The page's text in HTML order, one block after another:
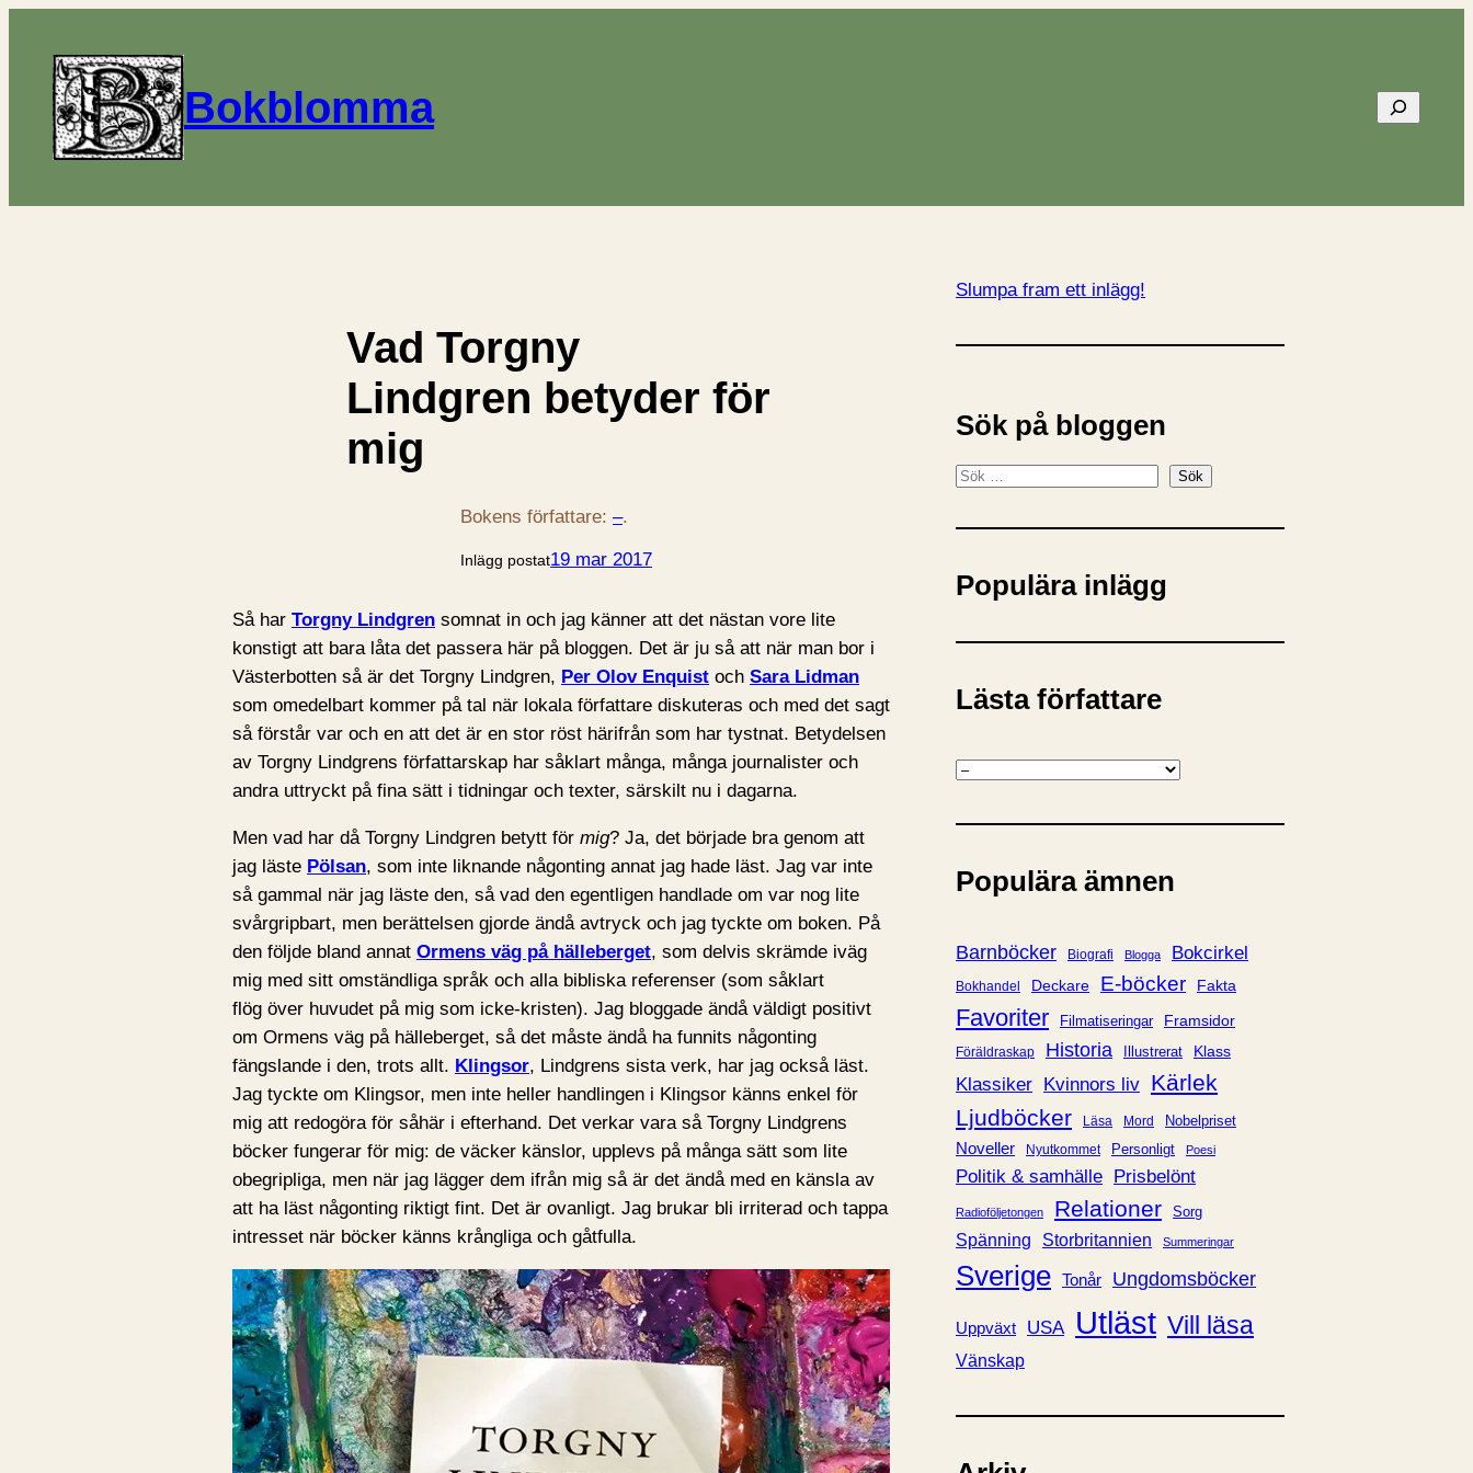
Bokblomma Sök
Vad Torgny
Lindgren betyder för
mig
Bokens författare: –.
Inlägg postat19 mar 2017
Så har Torgny Lindgren somnat in och jag känner att det nästan vore lite
konstigt att bara låta det passera här på bloggen. Det är ju så att när man bor i
Västerbotten så är det Torgny Lindgren, Per Olov Enquist och Sara Lidman
som omedelbart kommer på tal när lokala författare diskuteras och med det sagt
så förstår var och en att det är en stor röst härifrån som har tystnat. Betydelsen
av Torgny Lindgrens författarskap har såklart många, många journalister och
andra uttryckt på fina sätt i tidningar och texter, särskilt nu i dagarna.
Men vad har då Torgny Lindgren betytt för mig? Ja, det började bra genom att
jag läste Pölsan, som inte liknande någonting annat jag hade läst. Jag var inte
så gammal när jag läste den, så vad den egentligen handlade om var nog lite
svårgripbart, men berättelsen gjorde ändå avtryck och jag tyckte om boken. På
den följde bland annat Ormens väg på hälleberget, som delvis skrämde iväg
mig med sitt omständliga språk och alla bibliska referenser (som såklart
flög över huvudet på mig som icke-kristen). Jag bloggade ändå väldigt positivt
om Ormens väg på hälleberget, så det måste ändå ha funnits någonting
fängslande i den, trots allt. Klingsor, Lindgrens sista verk, har jag också läst.
Jag tyckte om Klingsor, men inte heller handlingen i Klingsor känns enkel för
mig att redogöra för såhär i efterhand. Det verkar vara så Torgny Lindgrens
böcker fungerar för mig: de väcker känslor, upplevs på många sätt som lite
obegripliga, men när jag lägger dem ifrån mig så är det ändå med en känsla av
att ha läst någonting riktigt fint. Det är ovanligt. Jag brukar bli irriterad och tappa
intresset när böcker känns krångliga och gåtfulla.
Slumpa fram ett inlägg!
Sök på bloggen
S
k
Sök
Populära inlägg
Lästa författare
K
t
g
i
e
r
Populära ämnen
Barnböcker Biografi Blogga Bokcirkel
Bokhandel Deckare E-böcker Fakta
Favoriter Filmatiseringar Framsidor
Föräldraskap Historia Illustrerat Klass
Klassiker Kvinnors liv Kärlek
Ljudböcker
Läsa Mord Nobelpriset
Noveller Nyutkommet Personligt Poesi
Politik & samhälle Prisbelönt
Radioföljetongen Relationer Sorg
Spänning Storbritannien Summeringar
Sverige Tonår Ungdomsböcker
Uppväxt USA Utläst Vill läsa
Vänskap